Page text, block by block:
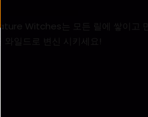
Witches는 모든 릴에 쌓이고 만
와일드로 변신 시키세요!